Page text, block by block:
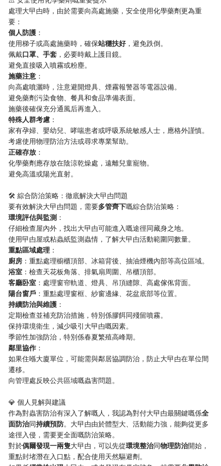
處理大曱甴時，由於需要向高處施藥，安全使用化學藥劑更為重
要：
​個人防護​ ​：
使用梯子或高處施藥時，確保​​站穩扶好​ ​，避免跌倒。
佩戴​​口罩、手套​ ​，必要時戴上護目鏡。
避免直接吸入噴霧或粉塵。
​施藥注意​ ​：
向高處噴灑時，注意避開燈具、煙霧報警器等電器設備。
避免藥劑污染食物、餐具和食品準備表面。
施藥後確保充分通風后再進入。
​特殊人群考慮​ ​：
家有孕婦、嬰幼兒、哮喘患者或呼吸系統敏感人士，應格外謹慎。
考慮使用物理防治方法或尋求專業幫助。
​正確存放​ ​：
化學藥劑應存放在陰涼乾燥處，遠離兒童寵物。
避免高溫或陽光直射。
🛠️ 綜合防治策略：徹底解決大曱甴問題
要有效解決大曱甴問題，需要​​多管齊下​​嘅綜合防治策略：
​環境評估與監測​ ​：
仔細檢查屋內外，找出大曱甴可能進入嘅途徑同藏身之地。
使用曱甴屋或粘蟲紙監測蟲情，了解大曱甴活動範圍同數量。
​重點區域處理​ ​：
​廚房​ ​：重點處理櫥櫃頂部、冰箱背後、抽油煙機內部等高位區域。
​浴室​ ​：檢查天花板角落、排氣扇周圍、吊櫃頂部。
​客廳卧室​ ​：處理窗帘軌道、燈具、吊頂縫隙、高處傢俬背面。
​陽台窗戶​ ​：重點處理窗框、紗窗邊緣、花盆底部等位置。
​持續防治與維護​ ​：
定期檢查並補充防治措施，特別係膠餌同殘留噴霧。
保持環境衛生，減少吸引大曱甴嘅因素。
季節性加強防治，特別係春夏繁殖高峰期。
​鄰里協作​ ​：
如果住喺大廈單位，可能需與鄰居協調防治，防止大曱甴在單位間
遷移。
向管理處反映公共區域嘅蟲害問題。
💎 個人見解與建議
作為對蟲害防治有深入了解嘅人，我認為對付大曱甴最關鍵嘅係​​全
面防治​​同​​持續預防​​。大曱甴由於體型大、活動能力強，能夠從更多
途徑入侵，需要更全面嘅防治策略。
對於​​偶爾發現一兩隻​​大曱甴，可以先從​​環境整治​​同​​物理防治​​開始，
重點封堵潛在入口點，配合使用天然驅避劑。